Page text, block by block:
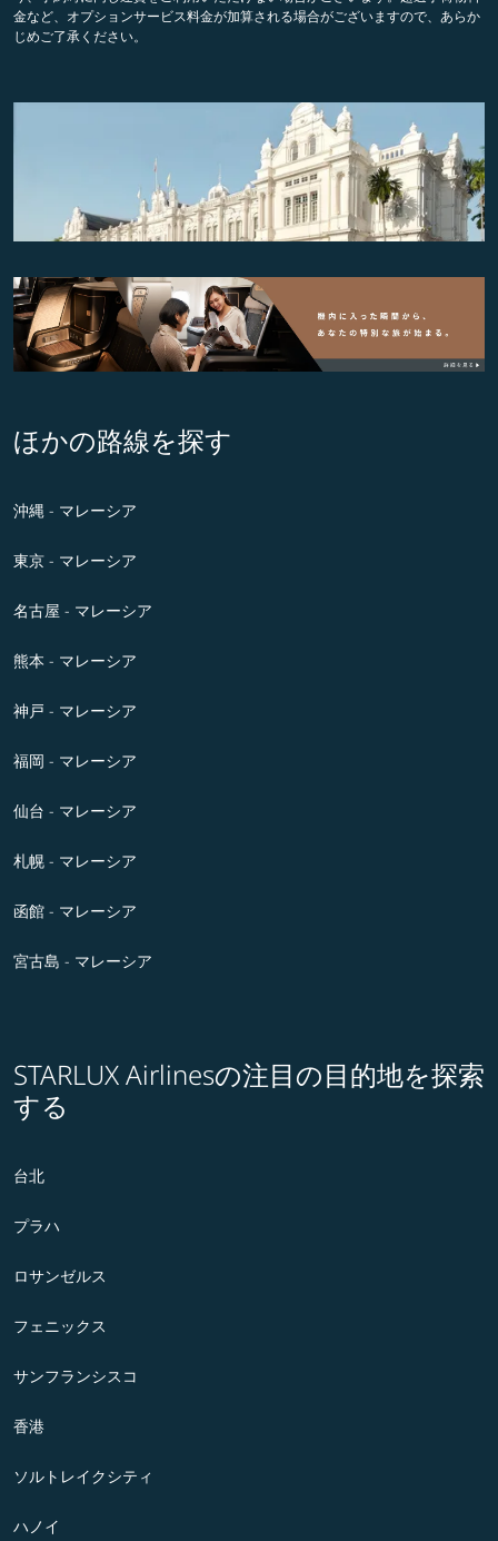
金など、オプションサービス料金が加算される場合がございますので、あらか
じめご了承ください。
ほかの路線を探す
沖縄 - マレーシア
東京 - マレーシア
名古屋 - マレーシア
熊本 - マレーシア
神戸 - マレーシア
福岡 - マレーシア
仙台 - マレーシア
札幌 - マレーシア
函館 - マレーシア
宮古島 - マレーシア
STARLUX Airlinesの注目の目的地を探索
する
台北
プラハ
ロサンゼルス
フェニックス
サンフランシスコ
香港
ソルトレイクシティ
ハノイ